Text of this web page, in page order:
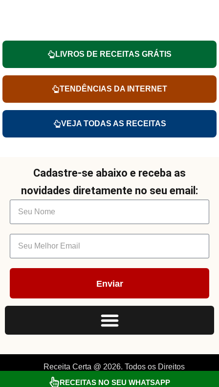
LIVROS DE RECEITAS GRÁTIS
TENDÊNCIAS DA INTERNET
VEJA TODAS AS RECEITAS
Cadastre-se abaixo e receba as
novidades diretamente no seu email:
Enviar
Receita Certa @ 2026. Todos os Direitos
Reservados. By Müller.
RECEITAS NO SEU WHATSAPP